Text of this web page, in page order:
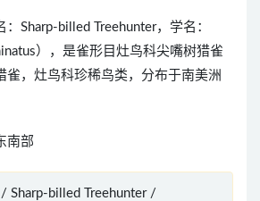
Sharp-billed Treehunter，学名：
），是雀形目灶鸟科尖嘴树猎雀
雀，灶鸟科珍稀鸟类，分布于南美洲
南部
Sharp-billed Treehunter /